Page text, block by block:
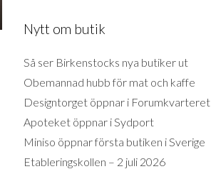
Nytt om butik
Så ser Birkenstocks nya butiker ut
Obemannad hubb för mat och kaffe
Designtorget öppnar i Forumkvarteret
Apoteket öppnar i Sydport
Miniso öppnar första butiken i Sverige
Etableringskollen – 2 juli 2026